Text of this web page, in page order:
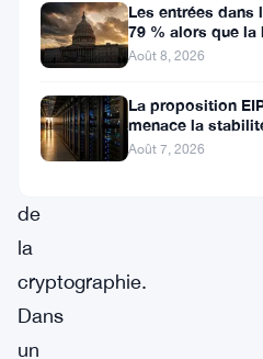
des
importants
dans
de
la
cryptographie.
Dans
un
Les entrées dans
79 % alors que la
avant la pause du
Août 8, 2026
La proposition
menace la
stakés et de la
Août 7, 2026